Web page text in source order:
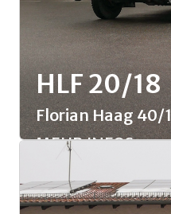
HLF 20/18
Florian Haag 40/1
MEHR INFOS